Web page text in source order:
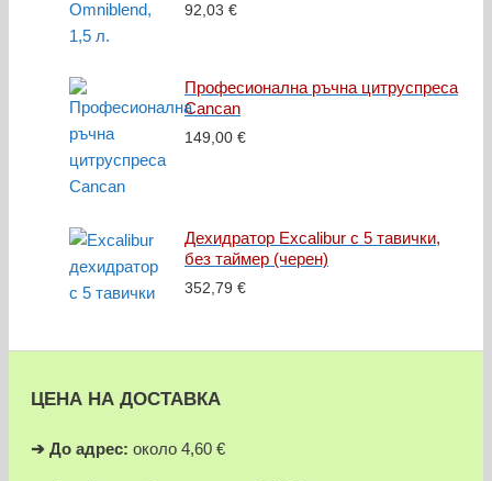
92,03 €
Професионална ръчна цитруспреса
Cancan
149,00 €
Дехидратор Excalibur с 5 тавички,
без таймер (черен)
352,79 €
ЦЕНА НА ДОСТАВКА
➔ До адрес: около 4,60 €